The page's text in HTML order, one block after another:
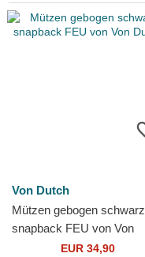
Von Dutch
Mützen gebogen schwarz
snapback FEU von Von
EUR 34,90